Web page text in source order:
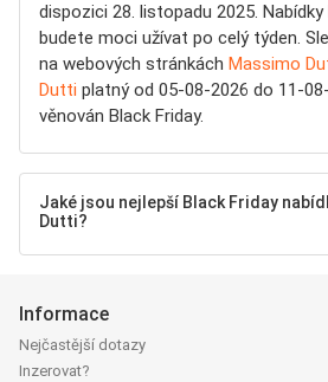
dispozici 28. listopadu 2025. Nabídky
budete moci užívat po celý týden.
na webových stránkách Massimo
Dutti platný od 05-08-2026 do 11-
věnován Black Friday.
Jaké jsou nejlepší Black Friday
Dutti?
Informace
Nejčastější dotazy
Inzerovat?